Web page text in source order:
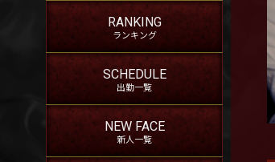
RANKING
ランキング
SCHEDULE
出勤一覧
NEW FACE
新人一覧